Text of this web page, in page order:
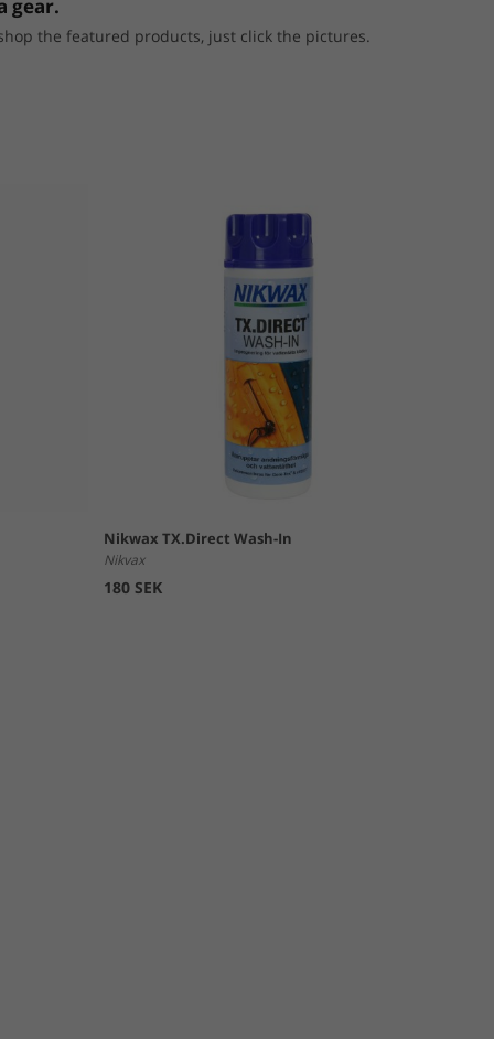
gear.
the featured products, just click the pictures.
Nikwax TX.Direct Wash-In
Nikvax
180 SEK